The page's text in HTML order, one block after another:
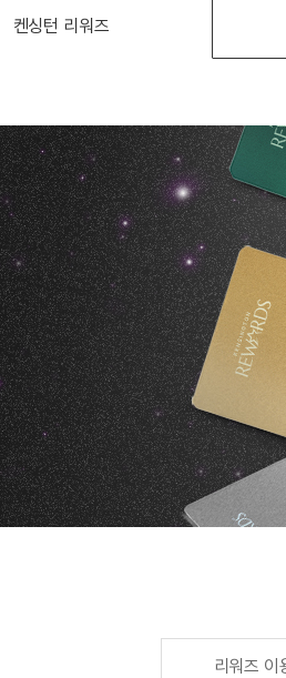
켄싱턴 리워즈
리워즈 이